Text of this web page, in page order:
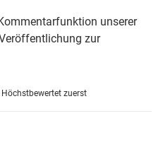
unserer
zur
Höchstbewertet zuerst